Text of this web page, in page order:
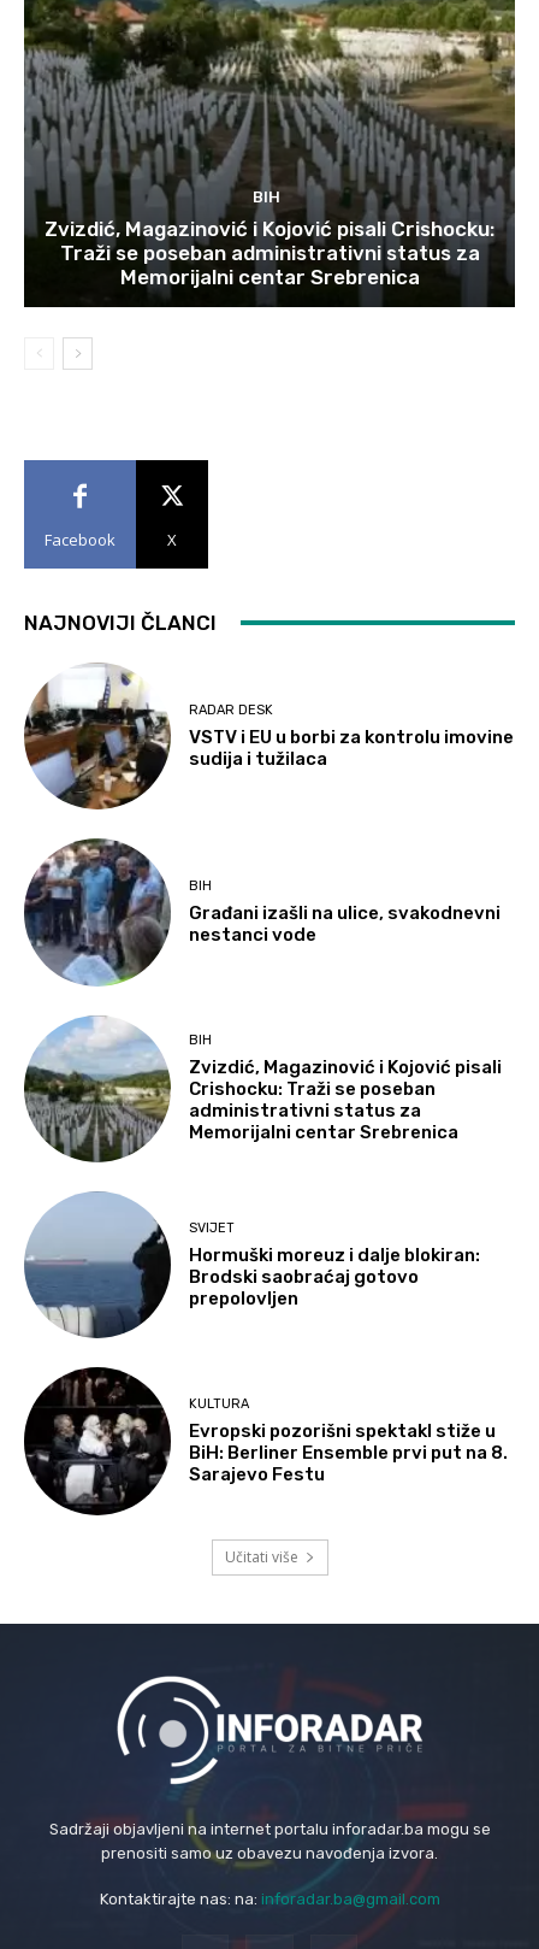
BIH
Zvizdić, Magazinović i Kojović pisali Crishocku:
Traži se poseban administrativni status za
Memorijalni centar Srebrenica
Facebook X
NAJNOVIJI ČLANCI
RADAR DESK
VSTV i EU u borbi za kontrolu imovine
sudija i tužilaca
BIH
Građani izašli na ulice, svakodnevni
nestanci vode
BIH
Zvizdić, Magazinović i Kojović pisali
Crishocku: Traži se poseban
administrativni status za
Memorijalni centar Srebrenica
SVIJET
Hormuški moreuz i dalje blokiran:
Brodski saobraćaj gotovo
prepolovljen
KULTURA
Evropski pozorišni spektakl stiže u
BiH: Berliner Ensemble prvi put na 8.
Sarajevo Festu
Učitati više
Sadržaji objavljeni na internet portalu inforadar.ba mogu se
prenositi samo uz obavezu navođenja izvora.
Kontaktirajte nas: na: inforadar.ba@gmail.com